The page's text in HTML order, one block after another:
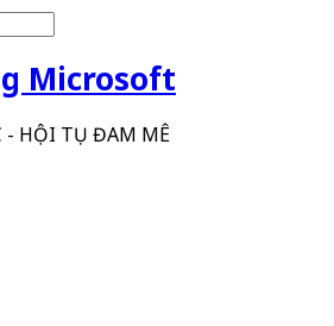
Microsoft
- HỘI TỤ ĐAM MÊ